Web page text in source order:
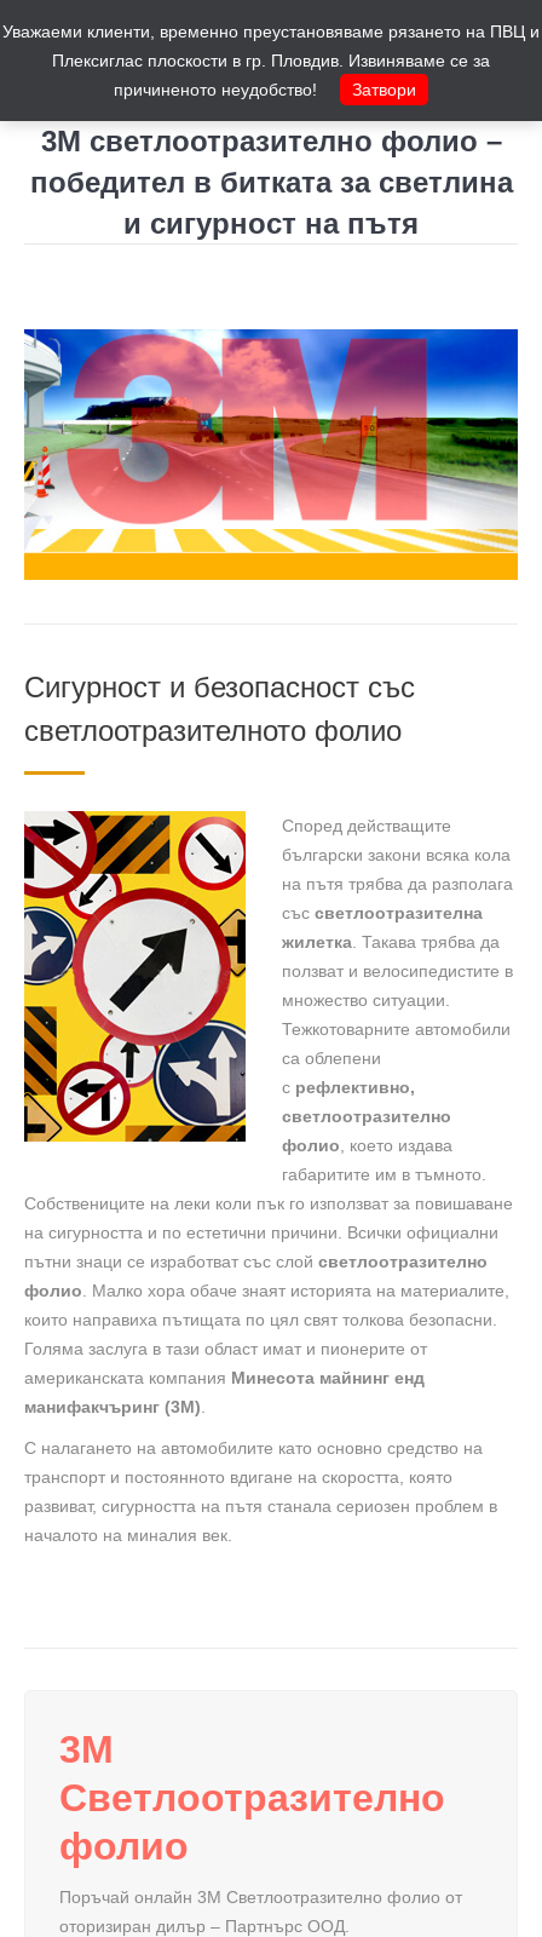
3М светлоотразително фолио –
победител в битката за светлина
и сигурност на пътя
Сигурност и безопасност със
светлоотразителното фолио
Според действащите
български закони всяка кола
на пътя трябва да разполага
със светлоотразителна
жилетка . Такава трябва да
ползват и велосипедистите в
множество ситуации.
Тежкотоварните автомобили
са облепени
с рефлективно,
светлоотразително
фолио , което издава
габаритите им в тъмното.
Собствениците на леки коли пък го използват за повишаване
на сигурността и по естетични причини. Всички официални
пътни знаци се изработват със слой светлоотразително
фолио . Малко хора обаче знаят историята на материалите,
които направиха пътищата по цял свят толкова безопасни.
Голяма заслуга в тази област имат и пионерите от
американската компания Минесота майнинг енд
манифакчъринг (3М)
С налагането на автомобилите като основно средство на
транспорт и постоянното вдигане на скоростта, която
развиват, сигурността на пътя станала сериозен проблем в
началото на миналия век.
3M
Светлоотразително
фолио
Поръчай онлайн 3M Светлоотразително фолио от
оторизиран дилър – Партнърс ООД.
Уважаеми клиенти, временно преустановяваме рязането на ПВЦ и
Плексиглас плоскости в гр. Пловдив. Извиняваме се за
причиненото неудобство!
Затвори